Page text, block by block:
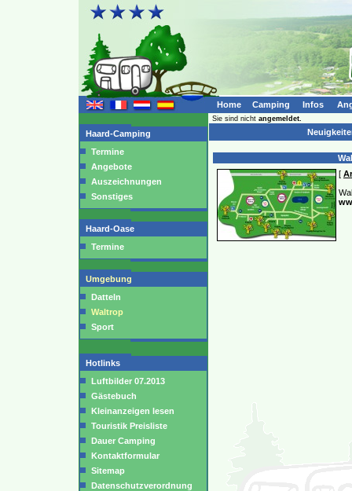
Home Camping Infos
Haard-Camping
Termine
Angebote
Auszeichnungen
Sonstiges
Haard-Oase
Termine
Umgebung
Datteln
Waltrop
Sport
Hotlinks
Luftbilder 07.2013
Gästebuch
Kleinanzeigen lesen
Touristik Preisliste
Dauer Camping
Kontaktformular
Sitemap
Datenschutzverordnung
Sie sind nicht angemeldet.
[